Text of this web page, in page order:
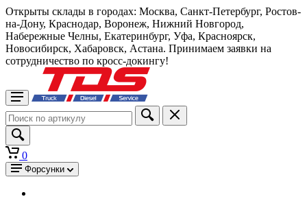
Открыты склады в городах: Москва, Санкт-Петербург, Ростов-
на-Дону, Краснодар, Воронеж, Нижний Новгород,
Набережные Челны, Екатеринбург, Уфа, Красноярск,
Новосибирск, Хабаровск, Астана. Принимаем заявки на
сотрудничество по кросс-докингу!
0
Форсунки